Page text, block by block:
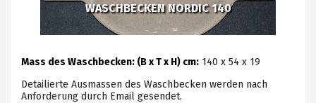
WASCHBECKEN NORDIC 140
Mass des Waschbecken: (B x T x H) cm: 140 x 54 x 19
Detailierte Ausmassen des Waschbecken werden nach
Anforderung durch Email gesendet.